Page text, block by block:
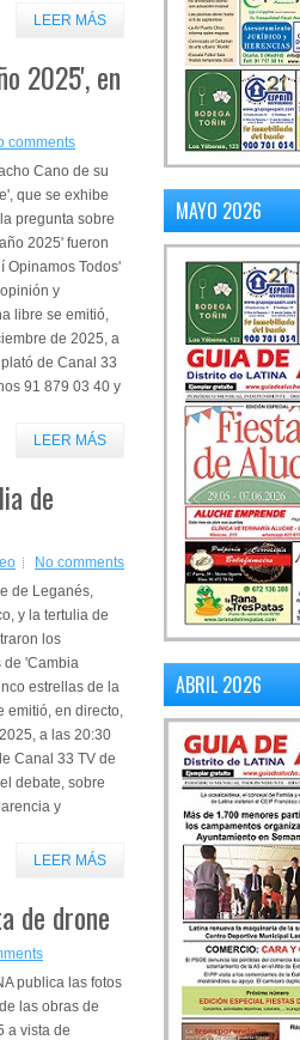
LEER MÁS
2025', en
comments
Cano de su
que se exhibe
pregunta sobre
2025' fueron
Opinamos Todos'
y
libre se emitió,
de 2025, a
de Canal 33
91 879 03 40 y
LEER MÁS
de
No comments
de Leganés,
y la tertulia de
los
de 'Cambia
estrellas de la
emitió, en directo,
a las 20:30
Canal 33 TV de
debate, sobre
y
LEER MÁS
de drone
publica las fotos
las obras de
a vista de
MAYO 2026
ABRIL 2026